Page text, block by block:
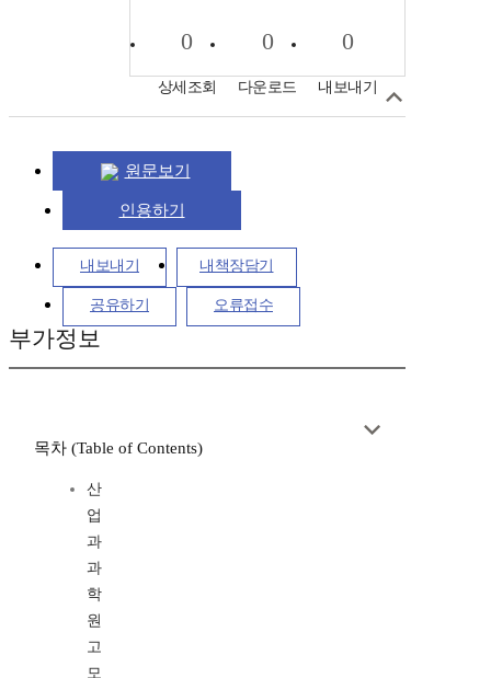
0
상세조회
0
다운로드
0
내보내기
원문보기
인용하기
내보내기 내책장담기
공유하기 오류접수
부가정보
목차 (Table of Contents)
산
업
과
과
학
원
고
모